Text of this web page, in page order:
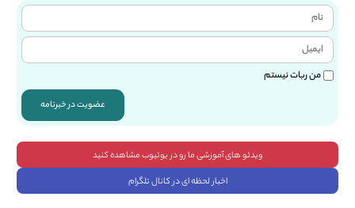
من ربات نیستم
عضویت در خبرنامه
ویدئو های آموزشی ما رو در یوتیوب مشاهده کنید
اخبار لحظه ای در کانال تلگرام